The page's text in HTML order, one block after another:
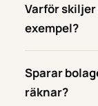
Varför
exempel?
Sparar
räknar?